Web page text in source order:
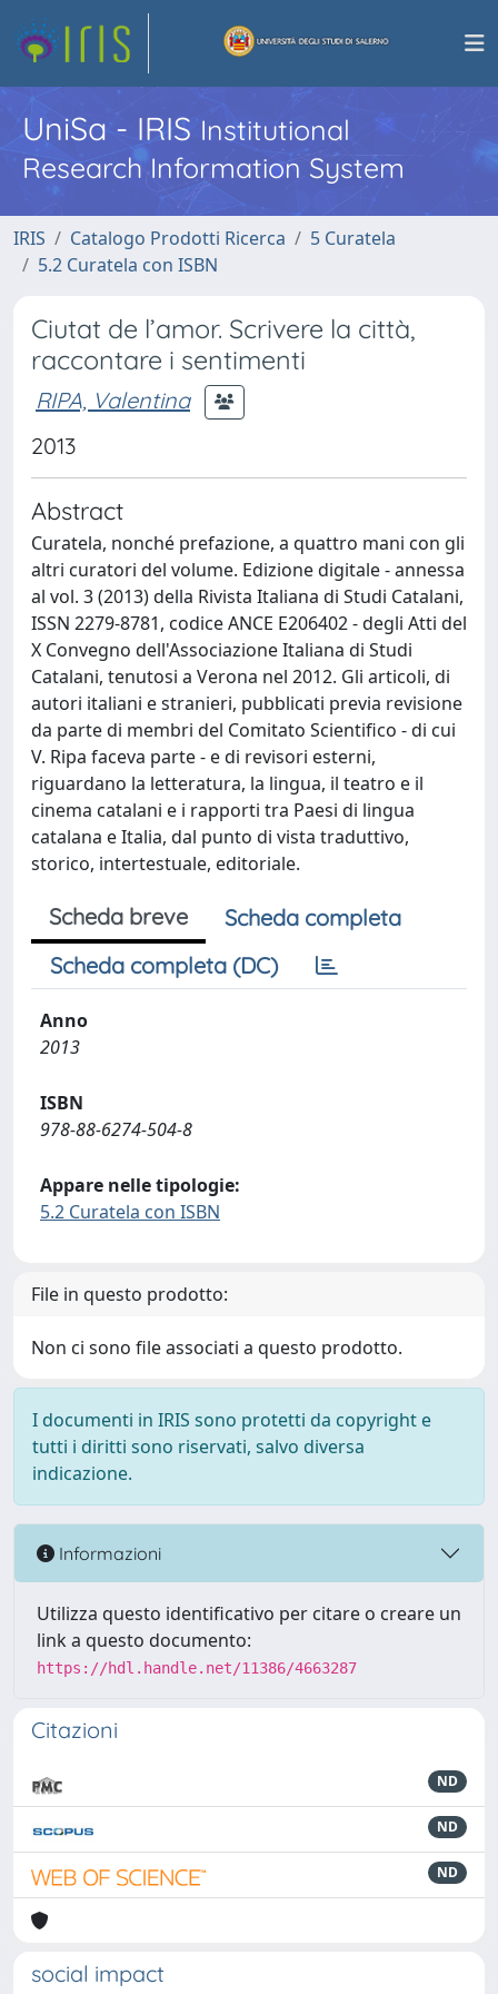
UniSa - IRISInstitutional
Research Information System
IRIS Catalogo Prodotti Ricerca
5 Curatela
5.2 Curatela con ISBN
Ciutat de l’amor. Scrivere la città,
raccontare i sentimenti
RIPA, Valentina
2013
Abstract
Curatela, nonché prefazione, a quattro mani con gli
altri curatori del volume. Edizione digitale - annessa
al vol. 3 (2013) della Rivista Italiana di Studi Catalani,
ISSN 2279-8781, codice ANCE E206402 - degli Atti del
X Convegno dell'Associazione Italiana di Studi
Catalani, tenutosi a Verona nel 2012. Gli articoli, di
autori italiani e stranieri, pubblicati previa revisione
da parte di membri del Comitato Scientifico - di cui
V. Ripa faceva parte - e di revisori esterni,
riguardano la letteratura, la lingua, il teatro e il
cinema catalani e i rapporti tra Paesi di lingua
catalana e Italia, dal punto di vista traduttivo,
storico, intertestuale, editoriale.
Scheda breve
Scheda completa
Scheda completa (DC)
Anno
2013
ISBN
978-88-6274-504-8
Appare nelle tipologie:
5.2 Curatela con ISBN
File in questo prodotto:
Non ci sono file associati a questo prodotto.
I documenti in IRIS sono protetti da copyright e
tutti i diritti sono riservati, salvo diversa
indicazione.
Informazioni
Utilizza questo identificativo per citare o creare un
link a questo documento:
https://hdl.handle.net/11386/4663287
Citazioni
ND
ND
ND
social impact